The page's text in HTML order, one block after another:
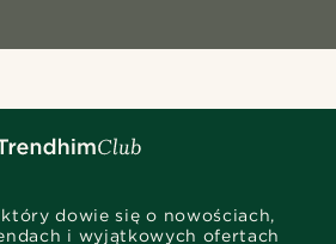
dowie się o nowościach,
i wyjątkowych ofertach